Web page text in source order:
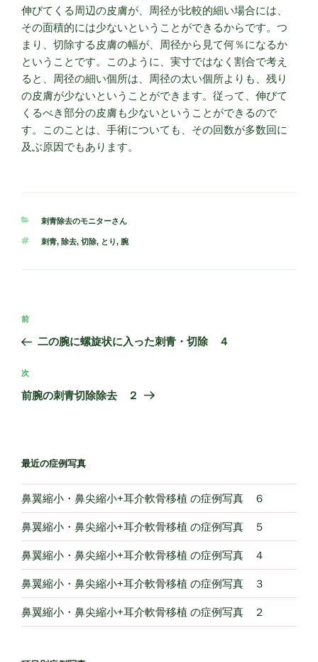
伸びてくる周辺の皮膚が、周径が比較的細い場合には、
その面積的には少ないということができるからです。つ
まり、切除する皮膚の幅が、周径から見て何％になるか
ということです。このように、実寸ではなく割合で考え
ると、周径の細い個所は、周径の太い個所よりも、残り
の皮膚が少ないということができます。従って、伸びて
くるべき部分の皮膚も少ないということができるので
す。このことは、手術についても、その回数が多数回に
及ぶ原因でもあります。
カ
ゴ
ー
刺青除去のモニターさん
タ
刺青, 除去, 切除, とり, 腕
投
ビ
ゲ
ン
過
去
投
稿
前
二の腕に螺旋状に入った刺青・切除 ４
次
の
次
前腕の刺青切除除去 ２
最近の症例写真
鼻翼縮小・鼻尖縮小+耳介軟骨移植 の症例写真 ６
鼻翼縮小・鼻尖縮小+耳介軟骨移植 の症例写真 ５
鼻翼縮小・鼻尖縮小+耳介軟骨移植 の症例写真 ４
鼻翼縮小・鼻尖縮小+耳介軟骨移植 の症例写真 ３
鼻翼縮小・鼻尖縮小+耳介軟骨移植 の症例写真 ２